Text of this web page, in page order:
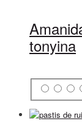
tonyina